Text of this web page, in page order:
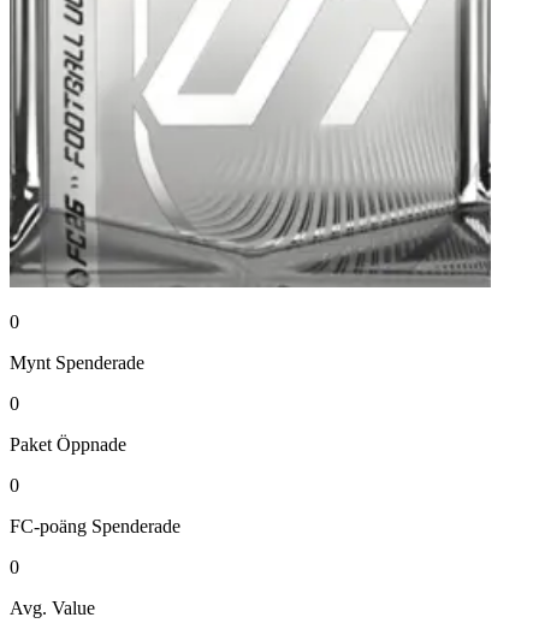
0
Mynt Spenderade
0
Paket Öppnade
0
FC-poäng Spenderade
0
Avg. Value